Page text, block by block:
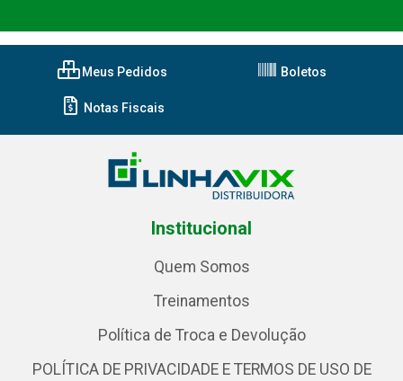
Meus Pedidos Boletos
Notas Fiscais
Institucional
Quem Somos
Treinamentos
Política de Troca e Devolução
POLÍTICA DE PRIVACIDADE E TERMOS DE USO DE